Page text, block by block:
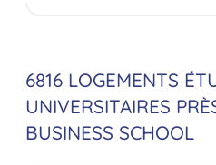
6816 LOGEMENTS
UNIVERSITAIRES
BUSINESS SCHOOL